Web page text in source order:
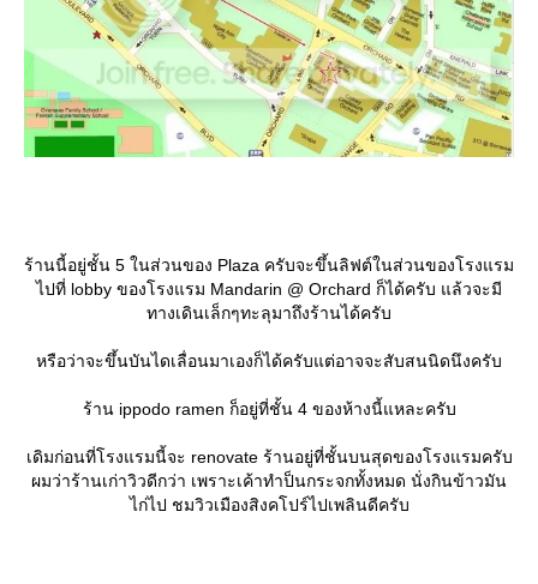
ร้านนี้อยู่ชั้น 5 ในส่วนของ Plaza ครับจะขึ้นลิฟต์ในส่วนของโรงแรม
ไปที่ lobby ของโรงแรม Mandarin @ Orchard ก็ได้ครับ แล้วจะมี
ทางเดินเล็กๆทะลุมาถึงร้านได้ครับ
หรือว่าจะขึ้นบันไดเลื่อนมาเองก็ได้ครับแต่อาจจะสับสนนิดนึงครับ
ร้าน ippodo ramen ก็อยู่ที่ชั้น 4 ของห้างนี้แหละครับ
เดิมก่อนที่โรงแรมนี้จะ renovate ร้านอยู่ที่ชั้นบนสุดของโรงแรมครับ
ผมว่าร้านเก่าวิวดีกว่า เพราะเค้าทำป็นกระจกทั้งหมด นั่งกินข้าวมัน
ไก่ไป ชมวิวเมืองสิงคโปร์ไปเพลินดีครับ